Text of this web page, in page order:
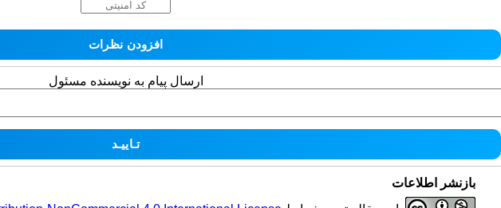
ارسال پیام به نویسنده مسئول
بازنشر اطلاعات